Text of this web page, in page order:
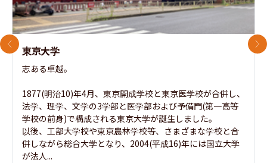
東京大学
志ある卓越。
1877(明治10)年4月、東京開成学校と東京医学校が合併し、
法学、理学、文学の3学部と医学部および予備門(第一高等
学校の前身)で構成される東京大学が誕生しました。
以後、工部大学校や東京農林学校等、さまざまな学校と合
併しながら総合大学となり、2004(平成16)年には国立大学
が法人...
前のスライド 次